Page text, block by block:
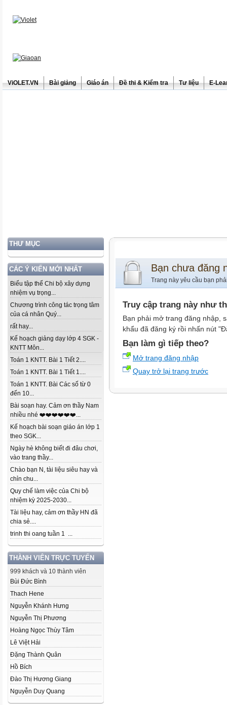
ViOLET.VN Bài giảng Giáo án Đề thi & Kiểm tra Tư liệu E-
THƯ MỤC
CÁC Ý KIẾN MỚI NHẤT
Biểu tập thể Chi bộ xây dựng
nhiệm vụ trọng...
Chương trình công tác trọng tâm
của cá nhân Quý...
rất hay...
Kế hoạch giảng dạy lớp 4 SGK -
KNTT Môn...
Toán 1 KNTT. Bài 1 Tiết 2....
Toán 1 KNTT. Bài 1 Tiết 1....
Toán 1 KNTT. Bài Các số từ 0
đến 10...
Bài soạn hay. Cảm ơn thầy Nam
nhiều nhé ❤️❤️❤️❤️❤️❤️...
Kế hoạch bài soạn giáo án lớp 1
theo SGK...
Ngày hè không biết đi đâu chơi,
vào trang thầy...
Chào bạn N, tài liệu siêu hay và
chỉn chu...
Quy chế làm việc của Chi bộ
nhiệm kỳ 2025-2030...
Tài liệu hay, cảm ơn thầy HN đã
chia sẻ....
trinh thi oang tuần 1 ...
THÀNH VIÊN TRỰC TUYẾN
999 khách và 10 thành viên
Bùi Đức Bình
Thach Hene
Nguyễn Khánh Hưng
Nguyễn Thị Phương
Hoàng Ngọc Thùy Tâm
Lê Việt Hải
Đặng Thành Quân
Hồ Bích
Đào Thị Hương Giang
Nguyễn Duy Quang
Bạn chưa đăng
Trang này yêu cầu bạn
Truy cập trang này như
Bạn phải mở trang đăng nhập,
khẩu đã đăng ký rồi nhấn nút
Bạn làm gì tiếp theo?
Mở trang đăng nhập
Quay trở lại trang trước